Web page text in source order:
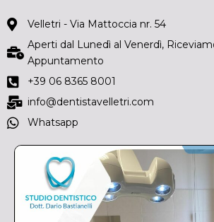
Velletri - Via Mattoccia nr. 54
Aperti dal Lunedì al Venerdì,
Appuntamento
+39 06 8365 8001
info@dentistavelletri.com
Whatsapp